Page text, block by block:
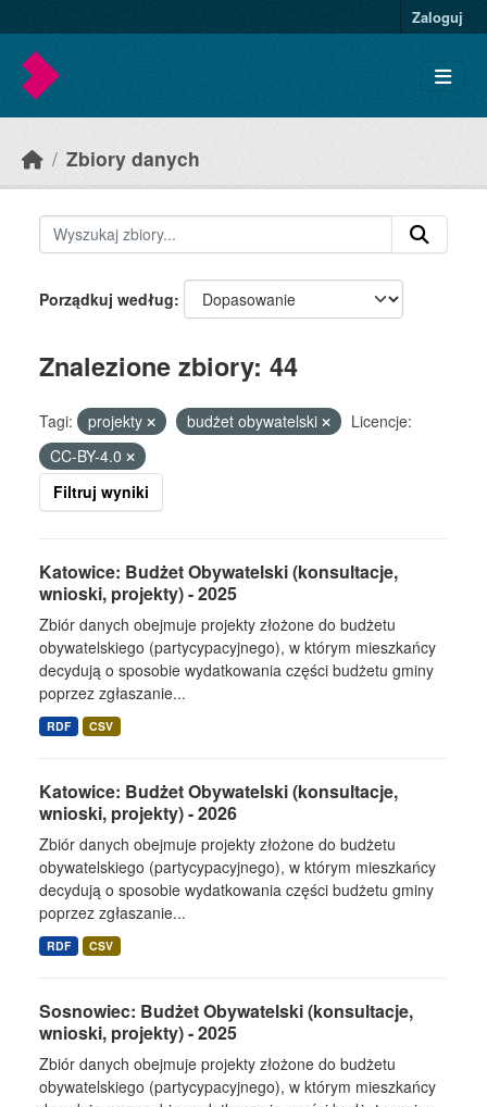
Zaloguj
Zbiory danych
Porządkuj według
Znalezione zbiory: 44
Tagi: projekty budżet obywatelski
Licencje:
CC-BY-4.0
Filtruj wyniki
Katowice: Budżet Obywatelski (konsultacje,
wnioski, projekty) - 2025
Zbiór danych obejmuje projekty złożone do budżetu
obywatelskiego (partycypacyjnego), w którym mieszkańcy
decydują o sposobie wydatkowania części budżetu gminy
poprzez zgłaszanie...
RDF CSV
Katowice: Budżet Obywatelski (konsultacje,
wnioski, projekty) - 2026
Zbiór danych obejmuje projekty złożone do budżetu
obywatelskiego (partycypacyjnego), w którym mieszkańcy
decydują o sposobie wydatkowania części budżetu gminy
poprzez zgłaszanie...
RDF CSV
Sosnowiec: Budżet Obywatelski (konsultacje,
wnioski, projekty) - 2025
Zbiór danych obejmuje projekty złożone do budżetu
obywatelskiego (partycypacyjnego), w którym mieszkańcy